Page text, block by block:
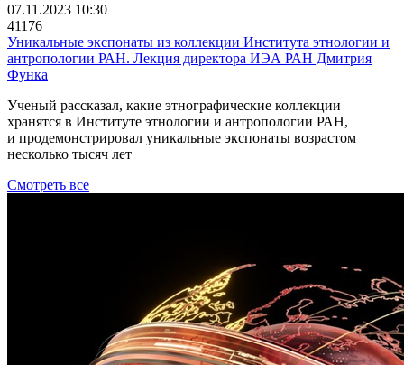
07.11.2023 10:30
41176
Уникальные экспонаты из коллекции Института этнологии и
антропологии РАН. Лекция директора ИЭА РАН Дмитрия
Функа
Ученый рассказал, какие этнографические коллекции
хранятся в Институте этнологии и антропологии РАН,
и продемонстрировал уникальные экспонаты возрастом
несколько тысяч лет
Смотреть все